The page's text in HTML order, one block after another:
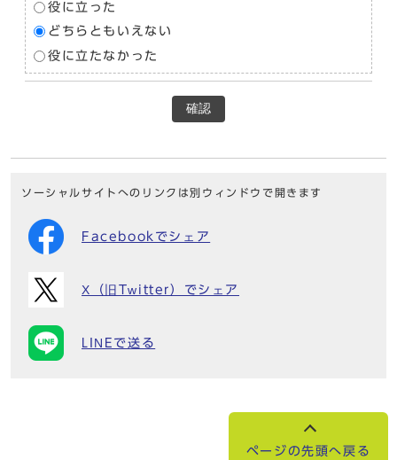
役に立った
どちらともいえない
役に立たなかった
確認
ソーシャルサイトへのリンクは別ウィンドウで開きます
Facebookでシェア
X（旧Twitter）でシェア
LINEで送る
ページの先頭へ戻る